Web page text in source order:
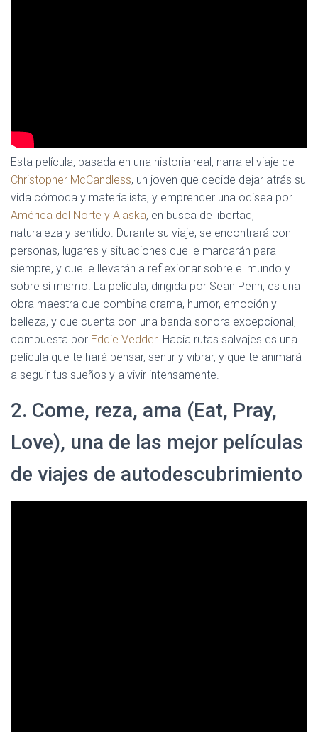
Esta película, basada en una historia real, narra el viaje de
Christopher McCandless, un joven que decide dejar atrás su
vida cómoda y materialista, y emprender una odisea por
América del Norte y Alaska, en busca de libertad,
naturaleza y sentido. Durante su viaje, se encontrará con
personas, lugares y situaciones que le marcarán para
siempre, y que le llevarán a reflexionar sobre el mundo y
sobre sí mismo. La película, dirigida por Sean Penn, es una
obra maestra que combina drama, humor, emoción y
belleza, y que cuenta con una banda sonora excepcional,
compuesta por Eddie Vedder. Hacia rutas salvajes es una
película que te hará pensar, sentir y vibrar, y que te animará
a seguir tus sueños y a vivir intensamente.
2. Come, reza, ama (Eat, Pray,
Love), una de las mejor películas
de viajes de autodescubrimiento